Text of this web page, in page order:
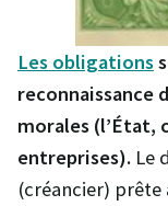
Les obligations
reconnaissance
morales (l’État,
entreprises). Le
(créancier)